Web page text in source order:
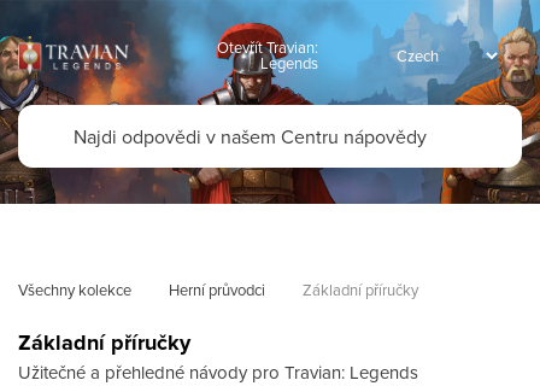
Otevřít Travian:
Legends
Všechny kolekce Herní průvodci Základní příručky
Základní příručky
Užitečné a přehledné návody pro Travian: Legends